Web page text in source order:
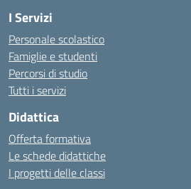
I Servizi
Personale scolastico
Famiglie e studenti
Percorsi di studio
Tutti i servizi
Didattica
Offerta formativa
Le schede didattiche
I progetti delle classi